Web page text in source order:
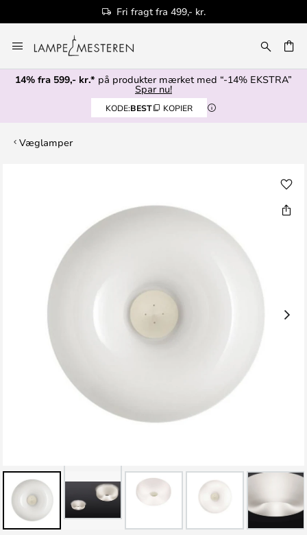
Fri fragt fra 499,- kr.
to
Content
14% fra 599,- kr.* på produkter mærket med “-14% EKSTRA”
Spar nu!
KODE:BEST KOPIER
Væglamper
billedgalleriet